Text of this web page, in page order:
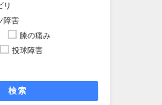
リ
障害
膝の痛み
投球障害
検索